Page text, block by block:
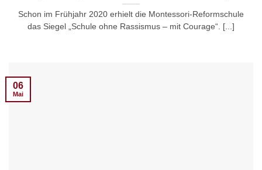
Schon im Frühjahr 2020 erhielt die Montessori-Reformschule
das Siegel „Schule ohne Rassismus – mit Courage“. [...]
06
Mai